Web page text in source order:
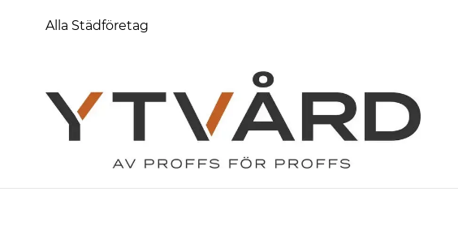
Alla Städföretag